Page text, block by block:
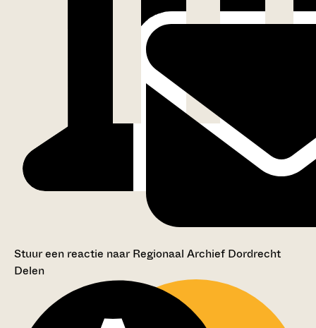
Stuur een reactie naar Regionaal Archief Dordrecht
Delen